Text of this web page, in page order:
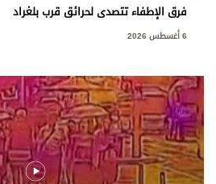
فرق الإطفاء تتصدى لحرائق قرب بلغراد
6 أغسطس 2026